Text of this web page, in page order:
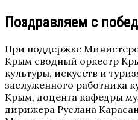
Поздравляем с
При поддержке
Крым сводный оркестр
культуры, искусств и
заслуженного работника
Крым, доцента кафедры
дирижера Руслана